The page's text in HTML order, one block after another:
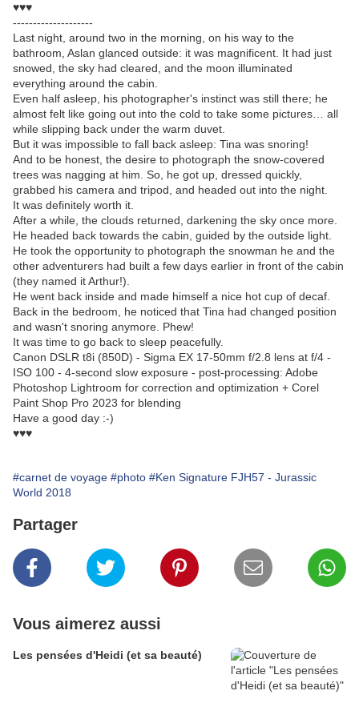
♥♥♥
--------------------
Last night, around two in the morning, on his way to the
bathroom, Aslan glanced outside: it was magnificent. It had just
snowed, the sky had cleared, and the moon illuminated
everything around the cabin.
Even half asleep, his photographer's instinct was still there; he
almost felt like going out into the cold to take some pictures… all
while slipping back under the warm duvet.
But it was impossible to fall back asleep: Tina was snoring!
And to be honest, the desire to photograph the snow-covered
trees was nagging at him. So, he got up, dressed quickly,
grabbed his camera and tripod, and headed out into the night.
It was definitely worth it.
After a while, the clouds returned, darkening the sky once more.
He headed back towards the cabin, guided by the outside light.
He took the opportunity to photograph the snowman he and the
other adventurers had built a few days earlier in front of the cabin
(they named it Arthur!).
He went back inside and made himself a nice hot cup of decaf.
Back in the bedroom, he noticed that Tina had changed position
and wasn't snoring anymore. Phew!
It was time to go back to sleep peacefully.
Canon DSLR t8i (850D) - Sigma EX 17-50mm f/2.8 lens at f/4 -
ISO 100 - 4-second slow exposure - post-processing: Adobe
Photoshop Lightroom for correction and optimization + Corel
Paint Shop Pro 2023 for blending
Have a good day :-)
♥♥♥
#carnet de voyage #photo #Ken Signature FJH57 - Jurassic
World 2018
Partager
Vous aimerez aussi
Les pensées d'Heidi (et sa beauté)